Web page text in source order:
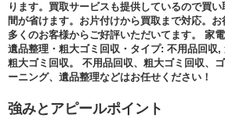
ります。買取サービスも提供しているので買
間が省けます。お片付けから買取まで対応。
多くのお客様からご好評いただいてます。 家
遺品整理・粗大ゴミ回収・タイプ: 不用品回収
粗大ゴミ回収。 不用品回収、粗大ゴミ回収、
ーニング、遺品整理などはお任せください！
強みとアピールポイント